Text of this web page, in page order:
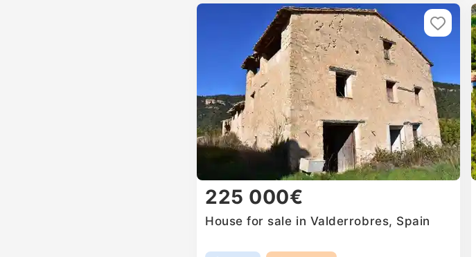
225 000€
House for sale in Valderrobres, Spain